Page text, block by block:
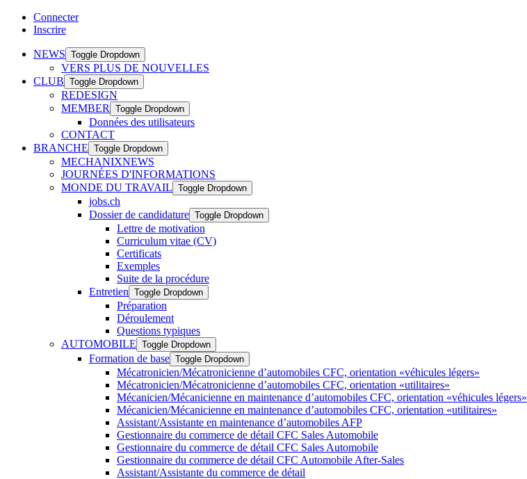
Connecter
Inscrire
NEWS Toggle Dropdown
VERS PLUS DE NOUVELLES
CLUB Toggle Dropdown
REDESIGN
MEMBER
Toggle Dropdown
Données des utilisateurs
CONTACT
BRANCHE Toggle Dropdown
MECHANIXNEWS
JOURNÉES D'INFORMATIONS
MONDE DU TRAVAIL Toggle Dropdown
jobs.ch
Dossier de candidature Toggle Dropdown
Lettre de motivation
Curriculum vitae (CV)
Certificats
Exemples
Suite de la procédure
Entretien Toggle Dropdown
Préparation
Déroulement
Questions typiques
AUTOMOBILE Toggle Dropdown
Formation de base Toggle Dropdown
Mécatronicien/Mécatronicienne d’automobiles CFC, orientation «véhicules légers»
Mécatronicien/Mécatronicienne d’automobiles CFC, orientation «utilitaires»
Mécanicien/Mécanicienne en maintenance d’automobiles CFC, orientation «véhicules légers»
Mécanicien/Mécanicienne en maintenance d’automobiles CFC, orientation «utilitaires»
Assistant/Assistante en maintenance d’automobiles AFP
Gestionnaire du commerce de détail CFC Sales Automobile
Gestionnaire du commerce de détail CFC Sales Automobile
Gestionnaire du commerce de détail CFC Automobile After-Sales
Assistant/Assistante du commerce de détail